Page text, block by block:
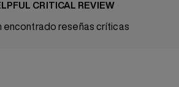
CRITICAL REVIEW
encontrado reseñas críticas